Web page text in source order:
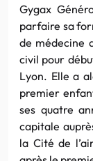
Gygax
parfaire sa
de médecine
civil pour
Lyon. Elle a
premier
ses quatre
capitale
la Cité de